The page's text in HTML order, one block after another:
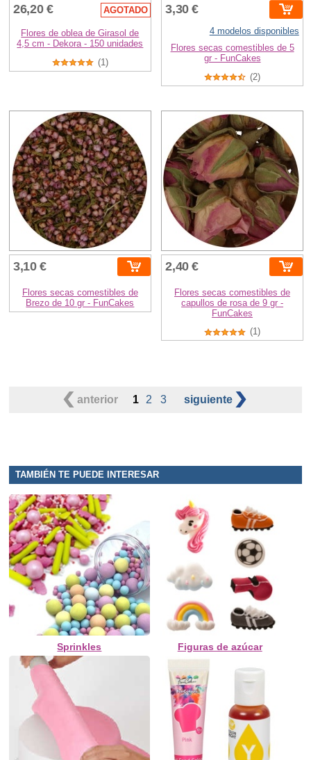
26,20 € AGOTADO
Flores de oblea de Girasol de
4,5 cm - Dekora - 150 unidades
(1)
3,30 €
4 modelos disponibles
Flores secas comestibles de 5
gr - FunCakes
(2)
3,10 €
Flores secas comestibles de
Brezo de 10 gr - FunCakes
2,40 €
Flores secas comestibles de
capullos de rosa de 9 gr -
FunCakes
(1)
anterior 1 2 3 siguiente
TAMBIÉN TE PUEDE INTERESAR
Sprinkles Figuras de azúcar